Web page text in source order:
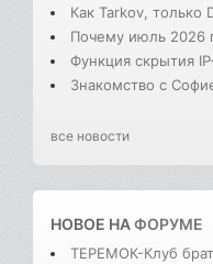
Как Tarkov, только
Почему июль 2026
Функция скрытия
Знакомство с
все новости
НОВОЕ НАФОРУМЕ
ТЕРЕМОК-Клуб